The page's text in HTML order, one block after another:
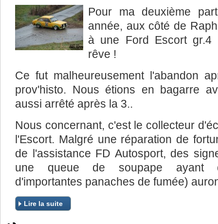
Pour ma deuxième
année, aux côté de
à une Ford Escort gr.4
rêve !
Ce fut malheureusement l'abandon
prov'histo. Nous étions en bagarre
aussi arrêté après la 3..
Nous concernant, c'est le collecteur
l'Escort. Malgré une réparation de
de l'assistance FD Autosport, des
une queue de soupape ayant
d'importantes panaches de fumée)
Lire la suite